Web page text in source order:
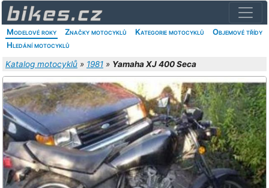
Modelové roky Značky motocyklů Kategorie motocyklů
Objemové třídy
Hledání motocyklů
Katalog motocyklů » 1981 » Yamaha XJ 400 Seca